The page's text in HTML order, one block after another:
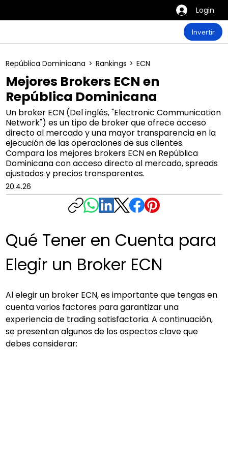
Login
Invertir
Mejores Brokers ECN en
República Dominicana
Un broker ECN (Del inglés, "Electronic Communication
Network") es un tipo de broker que ofrece acceso
directo al mercado y una mayor transparencia en la
ejecución de las operaciones de sus clientes.
Compara los mejores brokers ECN en República
Dominicana con acceso directo al mercado, spreads
ajustados y precios transparentes.
República Dominicana > Rankings > ECN
20.4.26
Qué Tener en Cuenta para
Elegir un Broker ECN
Al elegir un broker ECN, es importante que tengas en
cuenta varios factores para garantizar una
experiencia de trading satisfactoria. A continuación,
se presentan algunos de los aspectos clave que
debes considerar: